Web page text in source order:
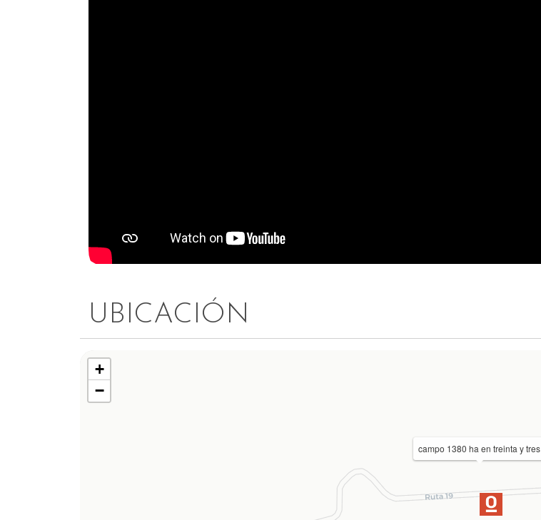
UBICACIÓN
campo 1380 ha en treinta y tres
+
−